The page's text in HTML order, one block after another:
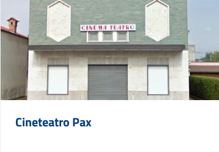
Cineteatro Pax